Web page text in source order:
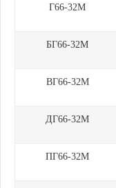
Г66-32М
БГ66-32М
ВГ66-32М
ДГ66-32М
ПГ66-32М